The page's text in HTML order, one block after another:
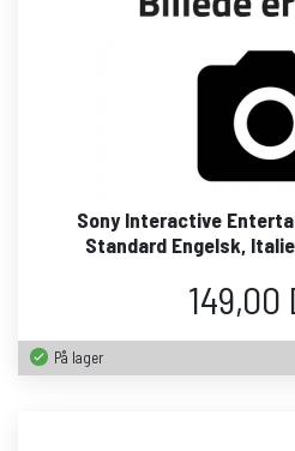
Sony Interactive
Standard Engelsk,
149,00
På lager